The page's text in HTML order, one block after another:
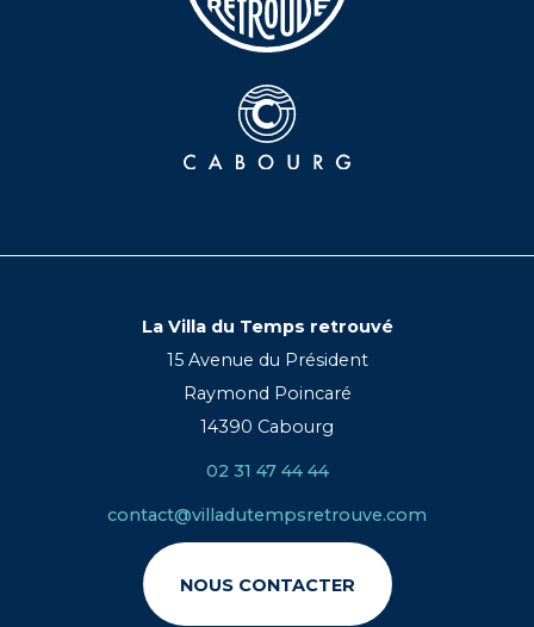
La Villa du Temps retrouvé
15 Avenue du Président
Raymond Poincaré
14390 Cabourg
02 31 47 44 44
contact@villadutempsretrouve.com
NOUS CONTACTER